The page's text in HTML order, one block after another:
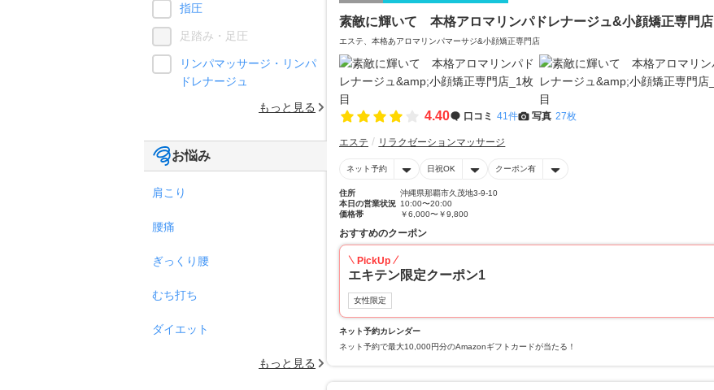
素敵に輝いて 本格アロマリンパドレナージュ&小顔矯正専門店
エステ、本格あアロマリンパマーサジ&小顔矯正専門店
4.40 口コミ 41件 写真 27枚
エステ リラクゼーションマッサージ
ネット予約 日祝OK クーポン有
住所
沖縄県那覇市久茂地3-9-10
本日の営業状況 10:00〜20:00
価格帯
￥6,000〜￥9,800
おすすめのクーポン
PickUp
エキテン限定クーポン1
女性限定
ネット予約カレンダー
ネット予約で最大10,000円分のAmazonギフトカードが当たる！
指圧
足踏み・足圧
リンパマッサージ・リンパ
ドレナージュ
もっと見る
お悩み
肩こり
腰痛
ぎっくり腰
むち打ち
ダイエット
もっと見る